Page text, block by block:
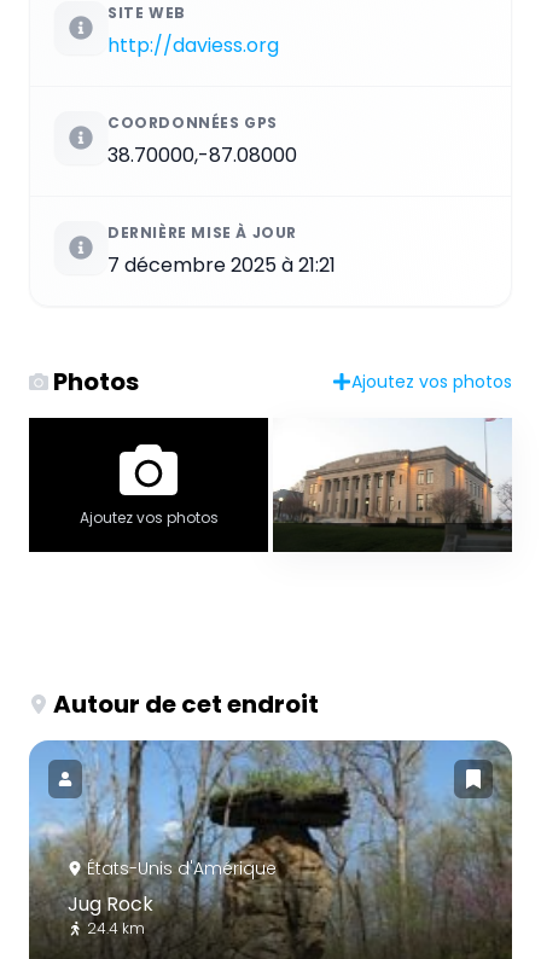
SITE WEB
http://daviess.org
COORDONNÉES GPS
38.70000,-87.08000
DERNIÈRE MISE À JOUR
7 décembre 2025 à 21:21
Photos Ajoutez vos photos
Ajoutez vos photos
Autour de cet endroit
États-Unis d'Amérique
Jug Rock
24.4 km